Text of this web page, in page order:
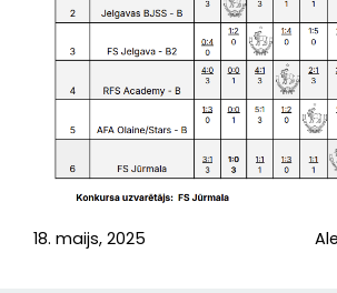
18. maijs, 2025